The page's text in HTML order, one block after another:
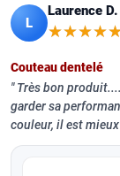
L
Laurence D.
Couteau dentelé
Très bon
garder sa
couleur, il est mieux